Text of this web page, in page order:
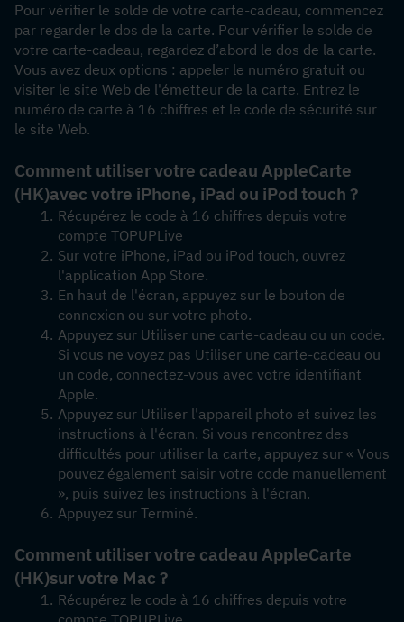
Pour vérifier le solde de votre carte-cadeau, commencez
par regarder le dos de la carte. Pour vérifier le solde de
votre carte-cadeau, regardez d’abord le dos de la carte.
Vous avez deux options : appeler le numéro gratuit ou
visiter le site Web de l'émetteur de la carte. Entrez le
numéro de carte à 16 chiffres et le code de sécurité sur
le site Web.
Comment utiliser votre cadeau AppleCarte
(HK)avec votre iPhone, iPad ou iPod touch ?
Récupérez le code à 16 chiffres depuis votre
compte TOPUPLive
Sur votre iPhone, iPad ou iPod touch, ouvrez
l'application App Store.
En haut de l'écran, appuyez sur le bouton de
connexion ou sur votre photo.
Appuyez sur Utiliser une carte-cadeau ou un code.
Si vous ne voyez pas Utiliser une carte-cadeau ou
un code, connectez-vous avec votre identifiant
Apple.
Appuyez sur Utiliser l'appareil photo et suivez les
instructions à l'écran. Si vous rencontrez des
difficultés pour utiliser la carte, appuyez sur « Vous
pouvez également saisir votre code manuellement
», puis suivez les instructions à l'écran.
Appuyez sur Terminé.
Comment utiliser votre cadeau AppleCarte
(HK)sur votre Mac ?
Récupérez le code à 16 chiffres depuis votre